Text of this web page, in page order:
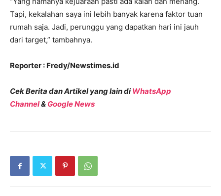
Tapi, kekalahan saya ini lebih banyak karena faktor tuan
rumah saja. Jadi, perunggu yang dapatkan hari ini jauh
dari target,” tambahnya.
Reporter : Fredy/Newstimes.id
Cek Berita dan Artikel yang lain diWhatsApp
Channel& Google News